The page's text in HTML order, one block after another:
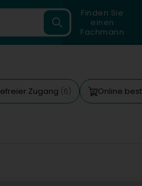
Finden Sie
einen
Fachmann
Zugang (6) Online